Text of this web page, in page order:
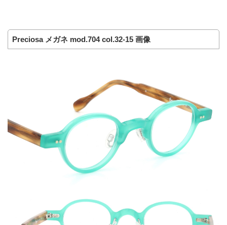
Preciosa メガネ mod.704 col.32-15 画像